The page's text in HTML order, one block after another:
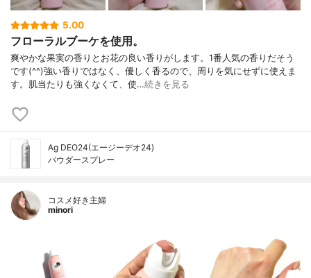
5.00
フローラルブーケを使用。
爽やかな果実の香りとお花の良い香りがします。1番人気の香りだそう
です(^^)強い香りではなく、優しく香るので、周りを気にせずに使えま
す。肌当たりも強くなくて、使…続きを見る
Ag DEO24(エージーデオ24)
パウダースプレー
コスメ好き主婦
minori